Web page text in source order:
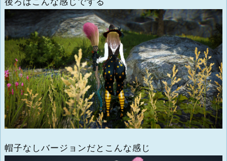
帽子なしバージョンだとこんな感じ